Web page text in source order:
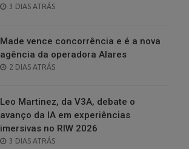
POSTED
3 DIAS ATRÁS
Made vence concorrência e é a nova
agência da operadora Alares
POSTED
2 DIAS ATRÁS
Leo Martinez, da V3A, debate o
avanço da IA em experiências
imersivas no RIW 2026
POSTED
3 DIAS ATRÁS